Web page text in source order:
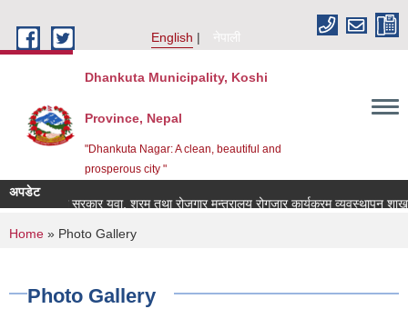
English
नेपाली
Dhankuta Municipality, Koshi
Province, Nepal
"Dhankuta Nagar: A clean, beautiful and
prosperous city "
अपडेट
नेपाल सरकार युवा, श्रम तथा रोजगार मन्त्रालय रोगजार कार्यक्रम व्यवस्थापन शाखाको
You are here
Home » Photo Gallery
Photo Gallery